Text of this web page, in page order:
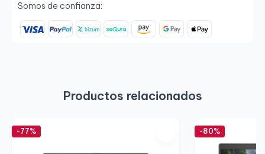
Somos de confianza:
Productos relacionados
-77% -80%